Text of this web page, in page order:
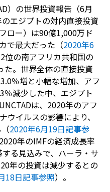
）の世界投資報告（6月
エジプトの対内直接投資
ロー）は90億1,000万ド
で最大だった（2020年6
位の南アフリカ共和国の
た。世界全体の直接投資
％増と小幅な増加、アフ
％減少した中、エジプト
は、2020年のアフ
ウイルスの影響により、
2020年6月19日記事参
年のIMFの経済成長率
る見込みで、ハーラ・サ
年の投資は減少するとの
18日記事参照）。